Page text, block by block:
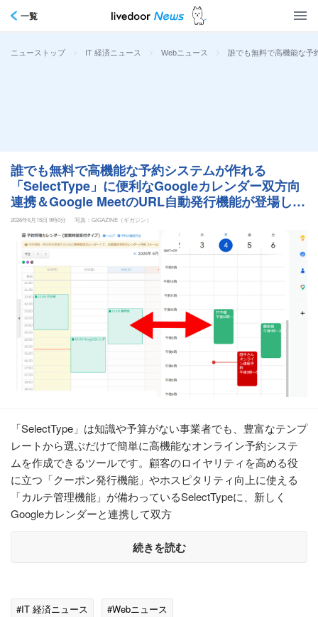
一覧
ニューストップ > IT 経済ニュース > Webニュース > 誰でも無料で高機能な
誰でも無料で高機能な予約システムが作れる
「SelectType」に便利なGoogleカレンダー双方向
連携＆Google MeetのURL自動発行機能が登場した
ので使ってみた
2026年6月15日 9時0分 写真：GIGAZINE（ギガジン）
「SelectType」は知識や予算がない事業者でも、豊富なテンプ
レートから選ぶだけで簡単に高機能なオンライン予約システ
ムを作成できるツールです。顧客のロイヤリティを高める役
に立つ「クーポン発行機能」やホスピタリティ向上に使える
「カルテ管理機能」が備わっているSelectTypeに、新しく
Googleカレンダーと連携して双方
続きを読む
#IT 経済ニュース #Webニュース